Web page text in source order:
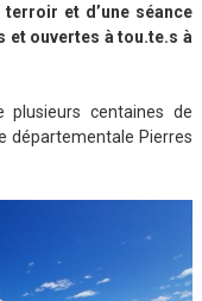
et d’une séance
et ouvertes à tou.te.s à
plusieurs centaines de
départementale Pierres